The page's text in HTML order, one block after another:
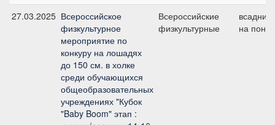
27.03.2025 Всероссийское
физкультурное
мероприятие по
конкуру на лошадях
до 150 см. в холке
среди обучающихся
общеобразовательных
учреждениях "Кубок
"Baby Boom" этап :
Всероссийские
физкультурные
всадники
на пони